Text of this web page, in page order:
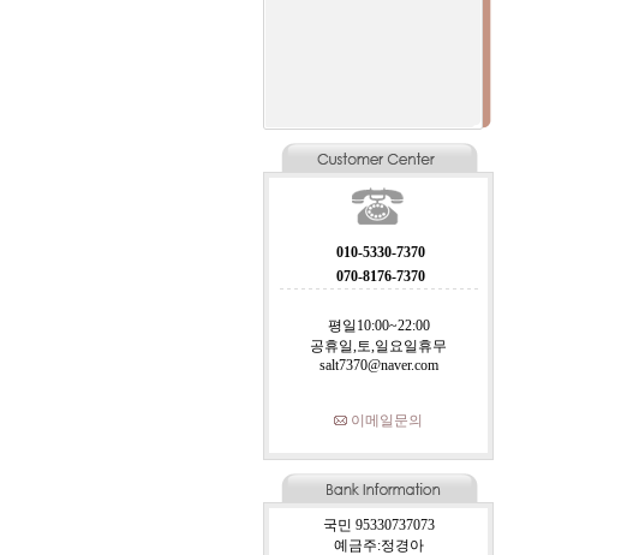
010-5330-7370
070-8176-7370
평일10:00~22:00
공휴일,토,일요일휴무
salt7370@naver.com
이메일문의
국민 95330737073
예금주:정경아